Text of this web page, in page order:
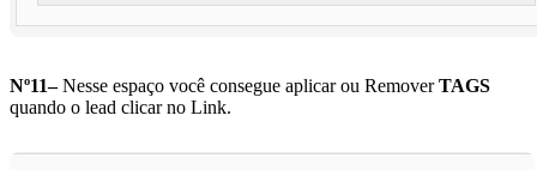
Nº11–Nesse espaço você consegue aplicar ou RemoverTAGS
quando o lead clicar no Link.